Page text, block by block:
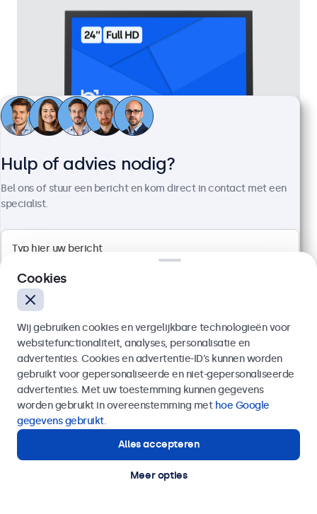
24 Inch Monitor Metaal
Artikelnummer:
1920 x 1080 resolutie (Full HD)
Aansluitingen: HDMI, VGA, BNC, RCA
Montage: desktop, wand, inbouw
Buitenmaat: 560 x 337 x 41 mm
€ 499,00
€ 603,79 incl. btw
Bekijken
In winkelwagen
Hulp of advies nodig?
Bel ons of stuur een bericht en kom direct in contact met een
specialist.
Verzenden
Of bel ons op
Hulp of advies nodig?
Direct contact met een specialist.
Cookies
Wij gebruiken cookies en vergelijkbare technologieën voor
websitefunctionaliteit, analyses, personalisatie en
advertenties. Cookies en advertentie-ID’s kunnen worden
gebruikt voor gepersonaliseerde en niet-gepersonaliseerde
advertenties. Met uw toestemming kunnen gegevens
worden gebruikt in overeenstemming met hoe Google
gegevens gebruikt.
Alles accepteren
Meer opties